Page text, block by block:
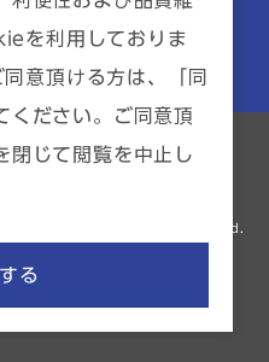
サイトマップ
局長（金商）第2941号
INC. All Rights Reserved.
を利用しておりま
意頂ける方は、「同
ください。ご同意頂
閉じて閲覧を中止し
る